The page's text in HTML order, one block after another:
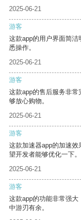
2025-06-21
游客
这款app的用户界面简
悉操作。
2025-06-21
游客
这款app的售后服务非
够放心购物。
2025-06-21
游客
这款加速器app的加速
望开发者能够优化一下。
2025-06-21
游客
这款app的功能非常强
中游刃有余。